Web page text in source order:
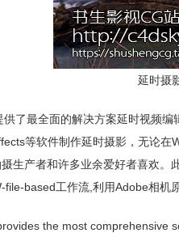
延时摄
供了最全面的解决方案延时视频
等软件制作延时摄影，无论
生产者和许多业余爱好者喜欢。
file-based工作流,利用Adobe相机
the most comprehensive